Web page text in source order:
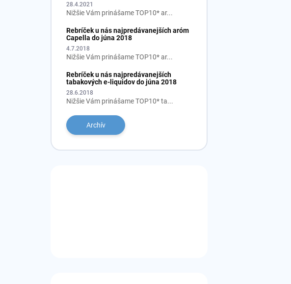
28.4.2021
Nižšie Vám prinášame TOP10* ar...
Rebríček u nás najpredávanejších aróm
Capella do júna 2018
4.7.2018
Nižšie Vám prinášame TOP10* ar...
Rebríček u nás najpredávanejších
tabakových e-liquidov do júna 2018
28.6.2018
Nižšie Vám prinášame TOP10* ta...
Archív